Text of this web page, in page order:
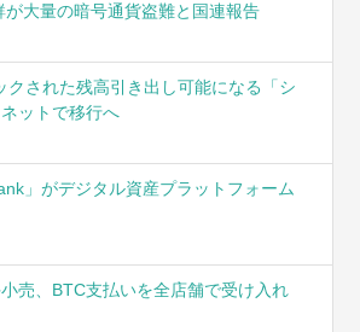
大量の暗号通貨盗難と国連報告
クされた残高引き出し可能になる「シ
ットで移行へ
」がデジタル資産プラットフォーム
売、BTC支払いを全店舗で受け入れ